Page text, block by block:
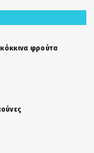
φρούτα